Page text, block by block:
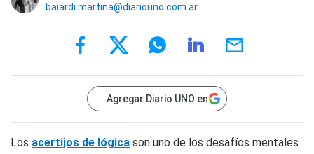
baiardi.martina@diariouno.com.ar
Agregar Diario UNO en
Los acertijos de lógica son uno de los desafíos mentales